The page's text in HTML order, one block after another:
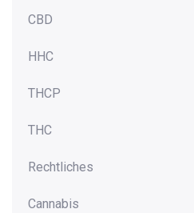
CBD
HHC
THCP
THC
Rechtliches
Cannabis